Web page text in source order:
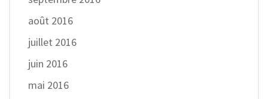
août 2016
juillet 2016
juin 2016
mai 2016